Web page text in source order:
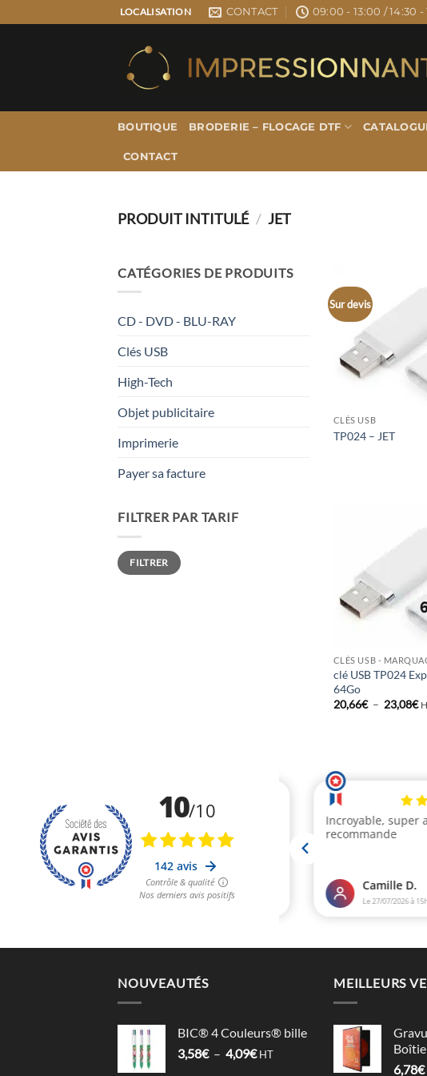
au
LOCALISATION CONTACT 09:00 - 13:00 / 14:30 -
BOUTIQUE BRODERIE – FLOCAGE DTF
CONTACT
PRODUIT INTITULÉ / JET
CATÉGORIES DE PRODUITS
CD - DVD - BLU-RAY
Clés USB
High-Tech
Objet publicitaire
Imprimerie
Payer sa facture
FILTRER PAR TARIF
Prix
min
Prix
maxFILTRER
Sur devis
CLÉS USB
TP024 – JET
CLÉS USB -
clé USB TP024
64Go
20,66€ – 23,08€
NOUVEAUTÉS
BIC® 4 Couleurs® bille
3,58€ – 4,09€Plage
HT
MEILLEURS
6,78€